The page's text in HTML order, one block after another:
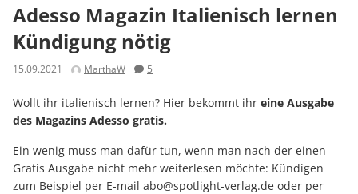
Adesso Magazin Italienisch lernen
Kündigung nötig
15.09.2021 MarthaW 5
Wollt ihr italienisch lernen? Hier bekommt ihr eine Ausgabe
des Magazins Adesso gratis.
Ein wenig muss man dafür tun, wenn man nach der einen
Gratis Ausgabe nicht mehr weiterlesen möchte: Kündigen
zum Beispiel per E-mail abo@spotlight-verlag.de oder per